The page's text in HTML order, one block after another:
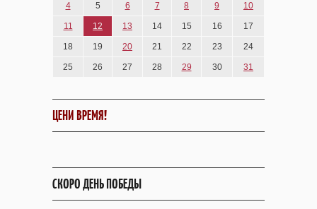
4 5 6 7 8 9 10
11 12 13 14 15 16 17
18 19 20 21 22 23 24
25 26 27 28 29 30 31
ЦЕНИ ВРЕМЯ!
СКОРО ДЕНЬ ПОБЕДЫ